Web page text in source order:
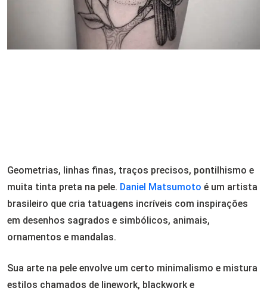
Geometrias, linhas finas, traços precisos, pontilhismo e
muita tinta preta na pele. Daniel Matsumoto é um artista
brasileiro que cria tatuagens incríveis com inspirações
em desenhos sagrados e simbólicos, animais,
ornamentos e mandalas.
Sua arte na pele envolve um certo minimalismo e mistura
estilos chamados de linework, blackwork e